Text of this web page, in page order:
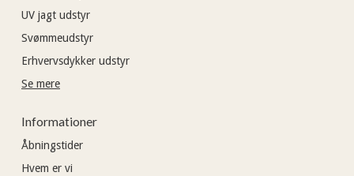
UV jagt udstyr
Svømmeudstyr
Erhvervsdykker udstyr
Se mere
Informationer
Åbningstider
Hvem er vi